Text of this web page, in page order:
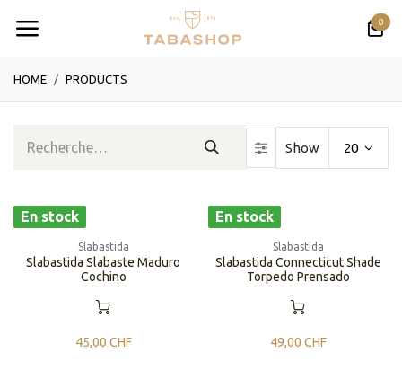
0
HOME PRODUCTS
Show 20
En stock
Slabastida
Slabastida Slabaste Maduro
Cochino
45,00 CHF
En stock
Slabastida
Slabastida Connecticut Shade
Torpedo Prensado
49,00 CHF